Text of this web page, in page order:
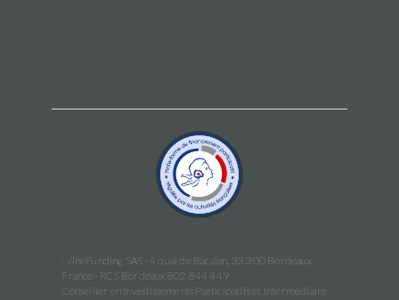
WineFunding SAS · 4 quai de Bacalan, 33 300 Bordeaux,
France · RCS Bordeaux 802 844 449
Conseiller en Investissements Participatifs et Intermédiaire